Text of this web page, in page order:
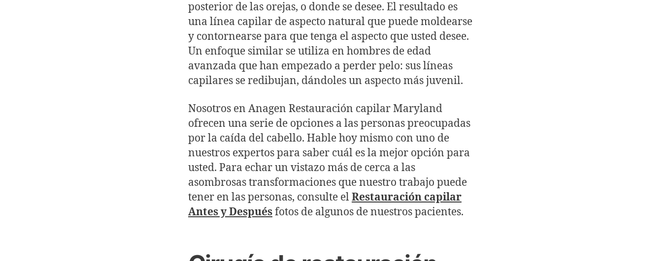
posterior de las orejas, o donde se desee. El resultado es
una línea capilar de aspecto natural que puede moldearse
y contornearse para que tenga el aspecto que usted desee.
Un enfoque similar se utiliza en hombres de edad
avanzada que han empezado a perder pelo: sus líneas
capilares se redibujan, dándoles un aspecto más juvenil.
Nosotros en Anagen Restauración capilar Maryland
ofrecen una serie de opciones a las personas preocupadas
por la caída del cabello. Hable hoy mismo con uno de
nuestros expertos para saber cuál es la mejor opción para
usted. Para echar un vistazo más de cerca a las
asombrosas transformaciones que nuestro trabajo puede
tener en las personas, consulte elRestauración capilar
Antes y Despuésfotos de algunos de nuestros pacientes.